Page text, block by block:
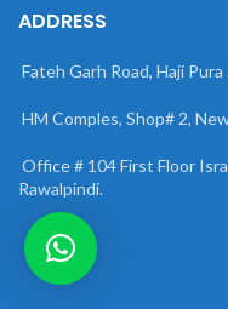
ADDRESS
Fateh Garh Road, Haji
HM Comples, Shop# 2,
Office # 104 First Floor
Rawalpindi.